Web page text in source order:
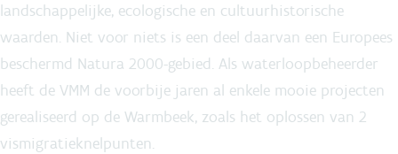
landschappelijke, ecologische en cultuurhistorische
waarden. Niet voor niets is een deel daarvan een Europees
beschermd Natura 2000-gebied. Als waterloopbeheerder
heeft de VMM de voorbije jaren al enkele mooie projecten
gerealiseerd op de Warmbeek, zoals het oplossen van 2
vismigratieknelpunten.